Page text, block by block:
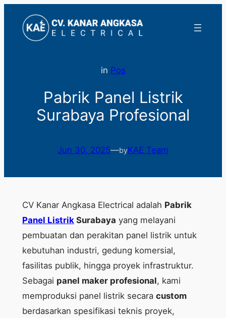
konten
in Pos
Pabrik Panel Listrik
Surabaya Profesional
Jun 30, 2025—byKAE Team
CV Kanar Angkasa Electrical adalah Pabrik
Panel Listrik Surabaya yang melayani
pembuatan dan perakitan panel listrik untuk
kebutuhan industri, gedung komersial,
fasilitas publik, hingga proyek infrastruktur.
Sebagai panel maker profesional, kami
memproduksi panel listrik secara custom
berdasarkan spesifikasi teknis proyek,